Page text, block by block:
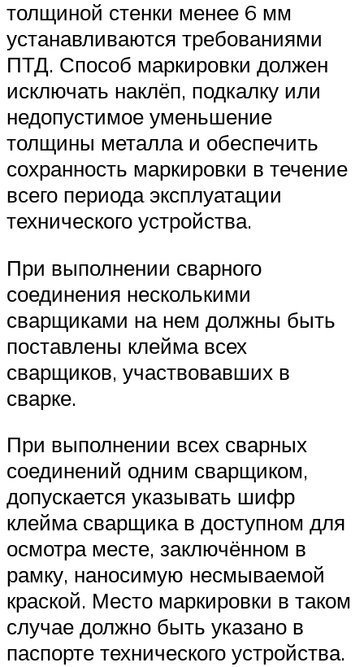
толщиной стенки менее 6 мм
устанавливаются требованиями
ПТД. Способ маркировки должен
исключать наклёп, подкалку или
недопустимое уменьшение
толщины металла и обеспечить
сохранность маркировки в течение
всего периода эксплуатации
технического устройства.
При выполнении сварного
соединения несколькими
сварщиками на нем должны быть
поставлены клейма всех
сварщиков, участвовавших в
сварке.
При выполнении всех сварных
соединений одним сварщиком,
допускается указывать шифр
клейма сварщика в доступном для
осмотра месте, заключённом в
рамку, наносимую несмываемой
краской. Место маркировки в таком
случае должно быть указано в
паспорте технического устройства.